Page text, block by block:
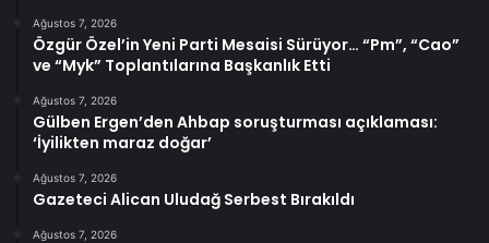
Ağustos 7, 2026
Özgür Özel’in Yeni Parti Mesaisi Sürüyor… “Pm”, “Cao”
ve “Myk” Toplantılarına Başkanlık Etti
Ağustos 7, 2026
Gülben Ergen’den Ahbap soruşturması açıklaması:
‘İyilikten maraz doğar’
Ağustos 7, 2026
Gazeteci Alican Uludağ Serbest Bırakıldı
Ağustos 7, 2026